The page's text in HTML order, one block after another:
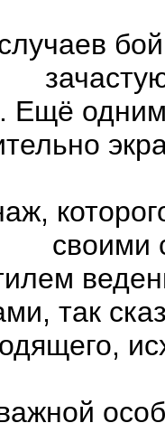
Ещё
своими
так